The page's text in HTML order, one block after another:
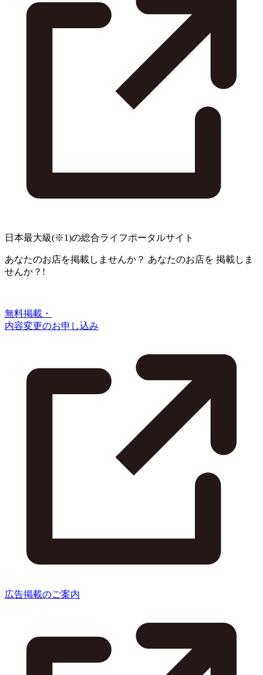
日本最大級(※1)の総合ライフポータルサイト
あなたのお店を掲載しませんか？ あなたのお店を 掲載しま
せんか？!
無料掲載・
内容変更のお申し込み
広告掲載のご案内